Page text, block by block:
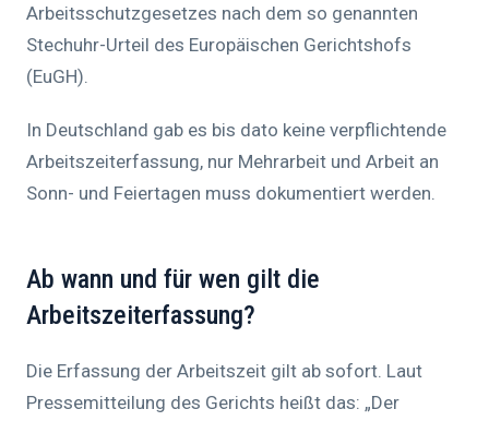
Arbeitsschutzgesetzes nach dem so genannten
Stechuhr-Urteil des Europäischen Gerichtshofs
(EuGH).
In Deutschland gab es bis dato keine verpflichtende
Arbeitszeiterfassung, nur Mehrarbeit und Arbeit an
Sonn- und Feiertagen muss dokumentiert werden.
Ab wann und für wen gilt die
Arbeitszeiterfassung?
Die Erfassung der Arbeitszeit gilt ab sofort. Laut
Pressemitteilung des Gerichts heißt das: „Der